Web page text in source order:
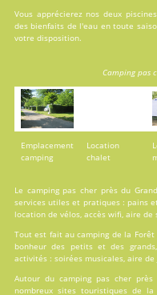
Vous apprécierez nos deux piscines
des bienfaits de l'eau en toute
votre disposition.
Camping pas
Emplacement
camping
Location
chalet
Le camping pas cher près du
services utiles et pratiques : pains
location de vélos, accès wifi, aire de
Tout est fait aucamping de la Forêt
bonheur des petits et des
activités : soirées musicales, aire
Autour du camping pas cher
nombreux sites touristiques de la